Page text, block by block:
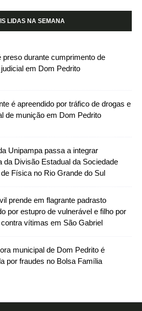
LIDAS NA SEMANA
preso durante cumprimento de
em Dom Pedrito
é apreendido por tráfico de drogas e
de munição em Dom Pedrito
Unipampa passa a integrar
da Divisão Estadual da Sociedade
Física no Rio Grande do Sul
prende em flagrante padrasto
por estupro de vulnerável e filho por
vítimas em São Gabriel
municipal de Dom Pedrito é
por fraudes no Bolsa Família